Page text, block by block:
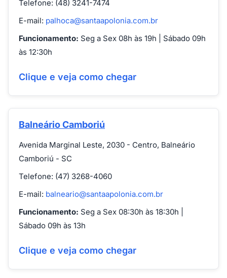
Telefone: (48) 3241-7474
E-mail: palhoca@santaapolonia.com.br
Funcionamento: Seg a Sex 08h às 19h | Sábado 09h
às 12:30h
Clique e veja como chegar
Balneário Camboriú
Avenida Marginal Leste, 2030 - Centro, Balneário
Camboriú - SC
Telefone: (47) 3268-4060
E-mail: balneario@santaapolonia.com.br
Funcionamento: Seg a Sex 08:30h às 18:30h |
Sábado 09h às 13h
Clique e veja como chegar